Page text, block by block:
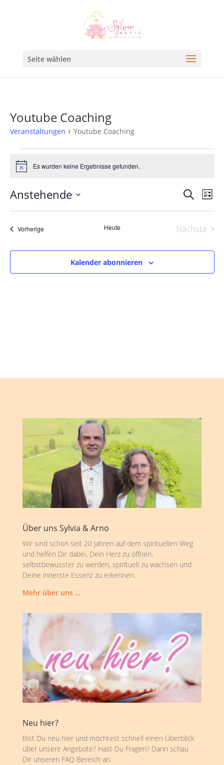
Seite wählen
Youtube Coaching
Veranstaltungen Youtube Coaching
HinweisEs wurden keine Ergebnisse gefunden.
Suche
und
SucheListe
Anstehende
Datum
wählen.
VorherigeVeranstaltungen Heute
Nächste
Kalender abonnieren
Über uns Sylvia & Arno
Wir sind schon seit 20 Jahren auf dem spirituellen Weg
und helfen Dir dabei, Dein Herz zu öffnen,
selbstbewusster zu werden, spirituell zu wachsen und
Deine innerste Essenz zu erkennen.
Mehr über uns …
Neu hier?
Bist Du neu hier und möchtest schnell einen Überblick
über unsere Angebote? Hast Du Fragen? Dann schau
Dir unseren FAQ Bereich an.